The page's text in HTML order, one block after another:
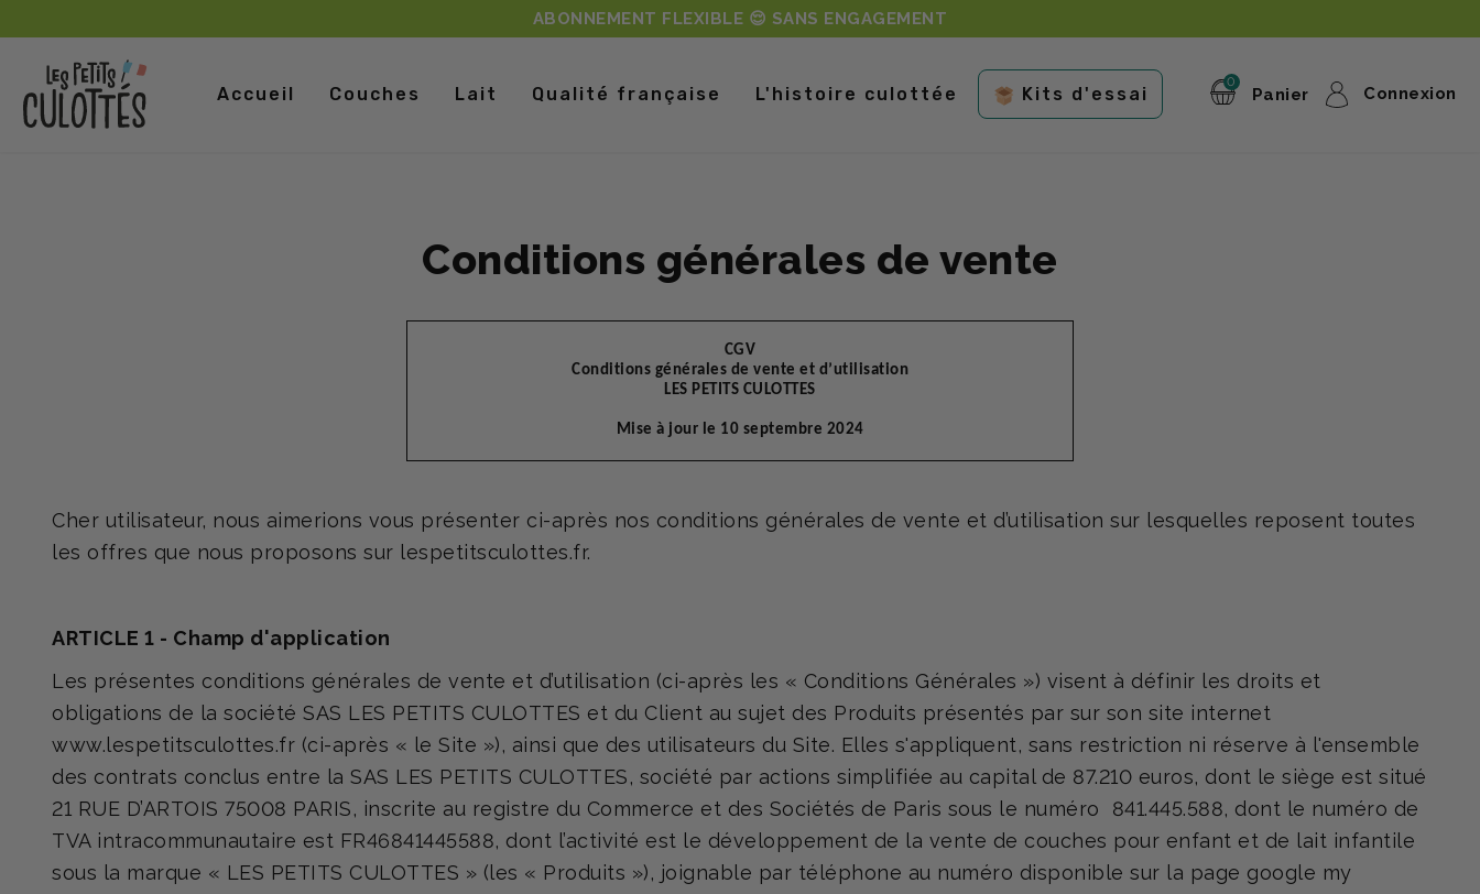
ABONNEMENT FLEXIBLE 😌 SANS ENGAGEMENT
Accueil Couches Lait Qualité française L'histoire culottée Kits d'essai Connexion
0
Conditions générales de vente
CGV
Conditions générales de vente et d’utilisation
LES PETITS CULOTTES
Mise à jour le 10 septembre 2024
Cher utilisateur, nous aimerions vous présenter ci-après nos conditions générales de vente et d’utilisation sur lesquelles reposent toutes
les offres que nous proposons sur lespetitsculottes.fr.
ARTICLE 1 - Champ d'application
Les présentes conditions générales de vente et d’utilisation (ci-après les « Conditions Générales ») visent à définir les droits et
obligations de la société SAS LES PETITS CULOTTES et du Client au sujet des Produits présentés par sur son site internet
www.lespetitsculottes.fr (ci-après « le Site »), ainsi que des utilisateurs du Site. Elles s'appliquent, sans restriction ni réserve à l'ensemble
des contrats conclus entre la SAS LES PETITS CULOTTES, société par actions simplifiée au capital de 87.210 euros, dont le siège est situé
21 RUE D’ARTOIS 75008 PARIS, inscrite au registre du Commerce et des Sociétés de Paris sous le numéro 841.445.588, dont le numéro de
TVA intracommunautaire est FR46841445588, dont l’activité est le développement de la vente de couches pour enfant et de lait infantile
sous la marque « LES PETITS CULOTTES » (les « Produits »), joignable par téléphone au numéro disponible sur la page google my